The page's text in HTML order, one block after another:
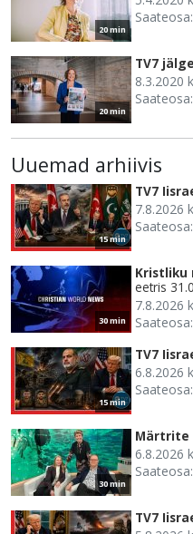
20 min
20 min
TV7
8.3.2020
Uuemad arhiivis
15 min
TV7
7.8.2026
30 min
Kristliku
eetris
7.8.2026
15 min
TV7
6.8.2026
30 min
Märtrite
6.8.2026
TV7